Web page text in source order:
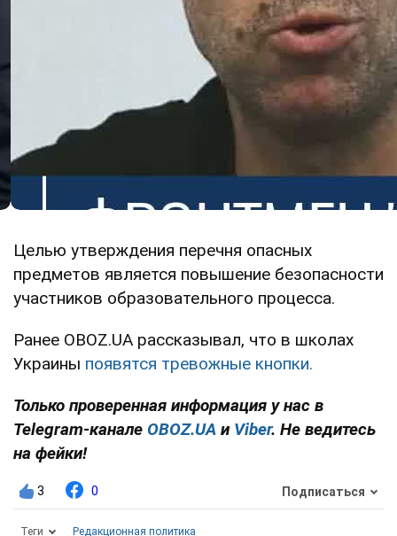
Целью утверждения перечня опасных
предметов является повышение безопасности
участников образовательного процесса.
Ранее OBOZ.UA рассказывал, что в школах
Украины появятся тревожные кнопки.
Только проверенная информация у нас в
Telegram-канале OBOZ.UA и Viber. Не ведитесь
на фейки!
3 0 Подписаться
Теги Редакционная политика